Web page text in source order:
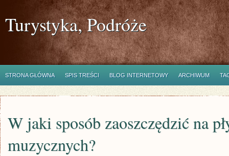
Turystyka, Podróże
STRONA GŁÓWNA SPIS TREŚCI BLOG INTERNETOWY ARCHIWUM
W jaki sposób zaoszczędzić na
muzycznych?